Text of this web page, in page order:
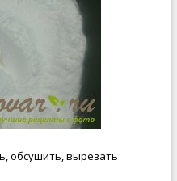
обсушить, вырезать